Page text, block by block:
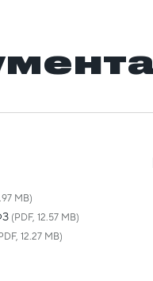
MB)
(PDF, 12.57 MB)
12.27 MB)